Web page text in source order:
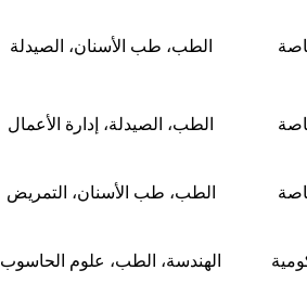
الطب، طب الأسنان، الصيدلة
الطب، الصيدلة، إدارة الأعمال
الطب، طب الأسنان، التمريض
الهندسة، الطب، علوم الحاسوب